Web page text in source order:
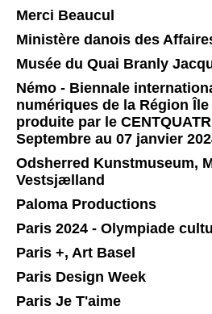
Merci Beaucul
Ministère danois des
Musée du Quai Branly
Némo - Biennale
numériques de la Région Île
produite par le
Septembre au 07 janvier
Odsherred Kunstmuseum,
Vestsjælland
Paloma Productions
Paris 2024 - Olympiade
Paris +, Art Basel
Paris Design Week
Paris Je T'aime